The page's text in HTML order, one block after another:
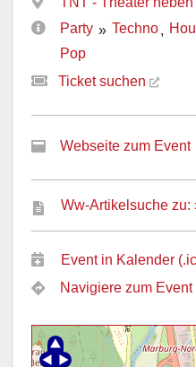
Party » Techno,
Pop
Ticket suchen
Webseite zum Event
Ww-Artikelsuche zu:
Event in Kalender
Navigiere zum Event